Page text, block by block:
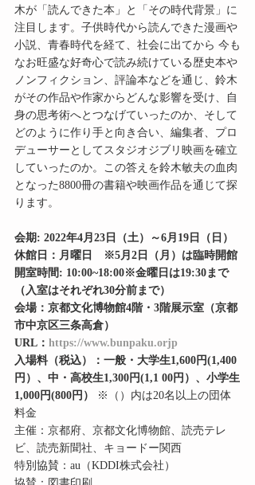
木が「読んできた本」と「その時代背景」に
注目します。子供時代から読んできた漫画や
小説、青春時代を経て、社会に出てから 今も
なお旺盛な好奇心で読み続けている歴史本や
ノンフィクション、評論本などを通じ、鈴木
がその作品や作家からどんな影響を受け、自
身の思考術へとつなげていったのか、そして
どのように作り手と向き合い、編集者、プロ
デューサーとしてスタジオジブリ映画を確立
していったのか。この答えを鈴木敏夫の血肉
となった8800冊の書籍や映画作品を通じて探
ります。
会期: 2022年4月23日（土）～6月19日（日）
休館日：月曜日　※5月2日（月）は臨時開館
開室時間: 10:00~18:00※金曜日は19:30まで
（入室はそれぞれ30分前まで）
会場：京都文化博物館4階・3階展示室（京都
市中京区三条高倉）
URL： https://www.bunpaku.orjp
入場料（税込）：一般・大学生1,600円(1,400
円）、中・高校生1,300円(1,1 00円）、小学生
1,000円(800円）
※（）内は20名以上の団体
料金
主催：京都府、京都文化博物館、読売テレ
ビ、読売新聞社、キョードー関西
特別協賛：au（KDDI株式会社）